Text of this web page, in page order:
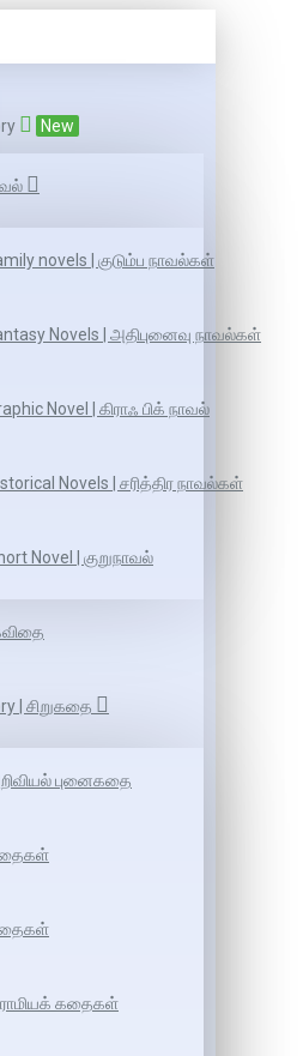
New
novels | குடும்ப நாவல்கள்
Novels | அதிபுனைவு நாவல்கள்
Novel | கிராஃ பிக் நாவல்
Novels | சரித்திர நாவல்கள்
Novel | குறுநாவல்
| சிறுகதை
புனைகதை
கதைகள்